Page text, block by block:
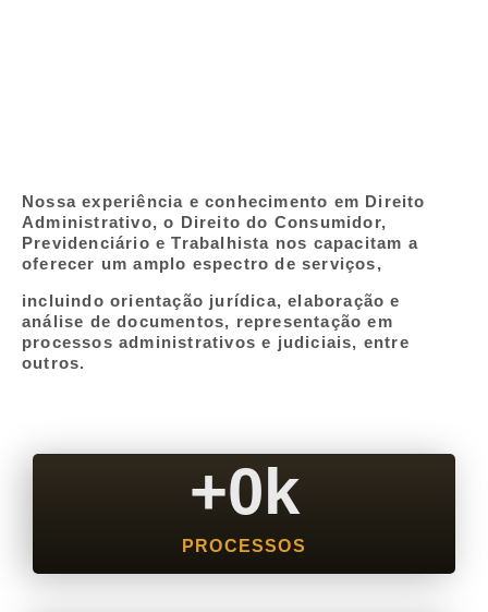
Nossa experiência e conhecimento em Direito
Administrativo, o Direito do Consumidor,
Previdenciário e Trabalhista nos capacitam a
oferecer um amplo espectro de serviços,
incluindo orientação jurídica, elaboração e
análise de documentos, representação em
processos administrativos e judiciais, entre
outros.
PROCESSOS
+0k